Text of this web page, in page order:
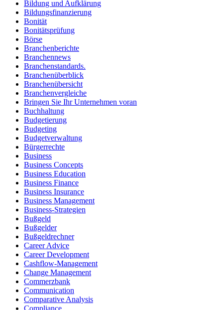
Bildung und Aufklärung
Bildungsfinanzierung
Bonität
Bonitätsprüfung
Börse
Branchenberichte
Branchennews
Branchenstandards.
Branchenüberblick
Branchenübersicht
Branchenvergleiche
Bringen Sie Ihr Unternehmen voran
Buchhaltung
Budgetierung
Budgeting
Budgetverwaltung
Bürgerrechte
Business
Business Concepts
Business Education
Business Finance
Business Insurance
Business Management
Business-Strategien
Bußgeld
Bußgelder
Bußgeldrechner
Career Advice
Career Development
Cashflow-Management
Change Management
Commerzbank
Communication
Comparative Analysis
Compliance